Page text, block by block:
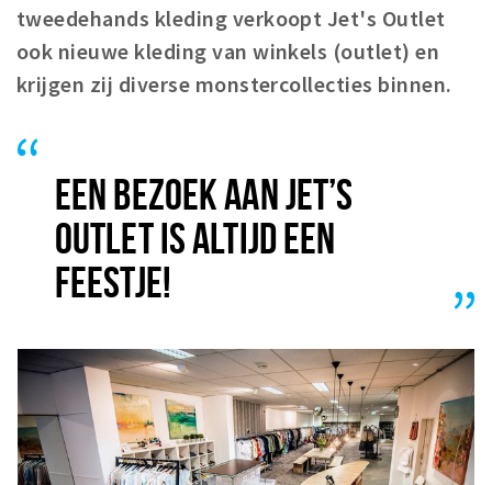
Bezienswaardigheden
Musea, theaters & podia
Uitjes & activiteiten
Natuurgebieden
Baroniepoorten
Sport
Privacy
Inloggen
tweedehands kleding verkoopt Jet's Outlet
ook nieuwe kleding van winkels (outlet) en
krijgen zij diverse monstercollecties binnen.
EEN BEZOEK AAN JET’S
OUTLET IS ALTIJD EEN
FEESTJE!